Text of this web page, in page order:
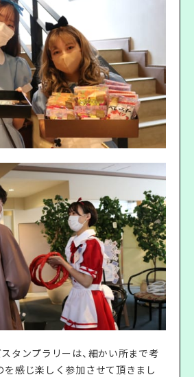
タンプラリーは、細かい所まで考
を感じ楽しく参加させて頂きまし